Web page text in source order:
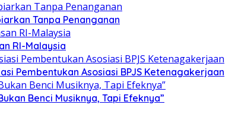
Tanpa Penanganan
RI-Malaysia
Pembentukan Asosiasi BPJS Ketenagakerjaan
Benci Musiknya, Tapi Efeknya”